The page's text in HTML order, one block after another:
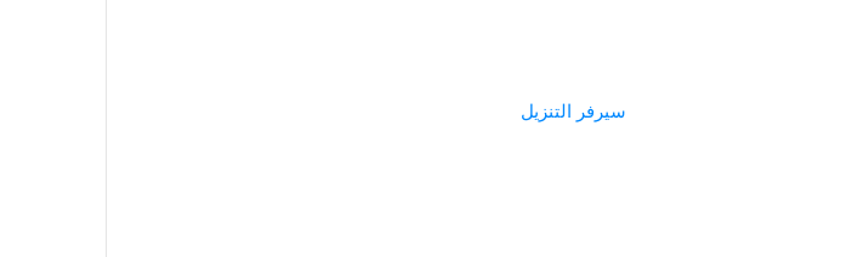
سيرفر التنزيل